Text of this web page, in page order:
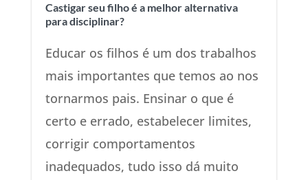
Castigar seu filho é a melhor alternativa
para disciplinar?
Educar os filhos é um dos trabalhos
mais importantes que temos ao nos
tornarmos pais. Ensinar o que é
certo e errado, estabelecer limites,
corrigir comportamentos
inadequados, tudo isso dá muito